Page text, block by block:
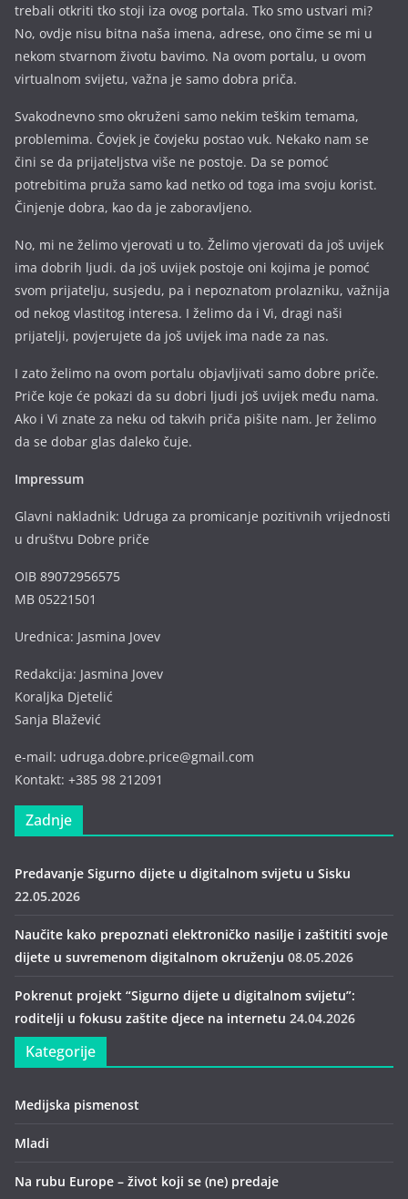
trebali otkriti tko stoji iza ovog portala. Tko smo ustvari mi?
No, ovdje nisu bitna naša imena, adrese, ono čime se mi u
nekom stvarnom životu bavimo. Na ovom portalu, u ovom
virtualnom svijetu, važna je samo dobra priča.
Svakodnevno smo okruženi samo nekim teškim temama,
problemima. Čovjek je čovjeku postao vuk. Nekako nam se
čini se da prijateljstva više ne postoje. Da se pomoć
potrebitima pruža samo kad netko od toga ima svoju korist.
Činjenje dobra, kao da je zaboravljeno.
No, mi ne želimo vjerovati u to. Želimo vjerovati da još uvijek
ima dobrih ljudi. da još uvijek postoje oni kojima je pomoć
svom prijatelju, susjedu, pa i nepoznatom prolazniku, važnija
od nekog vlastitog interesa. I želimo da i Vi, dragi naši
prijatelji, povjerujete da još uvijek ima nade za nas.
I zato želimo na ovom portalu objavljivati samo dobre priče.
Priče koje će pokazi da su dobri ljudi još uvijek među nama.
Ako i Vi znate za neku od takvih priča pišite nam. Jer želimo
da se dobar glas daleko čuje.
Impressum
Glavni nakladnik: Udruga za promicanje pozitivnih vrijednosti
u društvu Dobre priče
OIB 89072956575
MB 05221501
Urednica: Jasmina Jovev
Redakcija: Jasmina Jovev
Koraljka Djetelić
Sanja Blažević
e-mail: udruga.dobre.price@gmail.com
Kontakt: +385 98 212091
Zadnje
Predavanje Sigurno dijete u digitalnom svijetu u Sisku
22.05.2026
Naučite kako prepoznati elektroničko nasilje i zaštititi svoje
dijete u suvremenom digitalnom okruženju 08.05.2026
Pokrenut projekt “Sigurno dijete u digitalnom svijetu”:
roditelji u fokusu zaštite djece na internetu 24.04.2026
Kategorije
Medijska pismenost
Mladi
Na rubu Europe – život koji se (ne) predaje